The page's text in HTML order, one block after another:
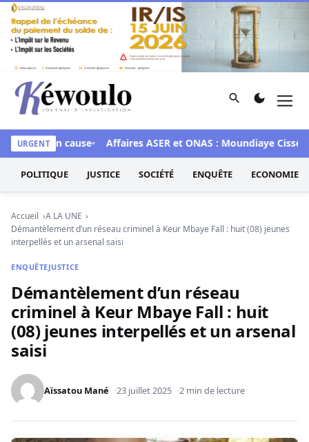
Aller au contenu
Kéwoulo, le premier site d'information et d'investigation
Rechercher
URGENT
mis en cause Affaires ASER et ONAS : Moundiaye Cissé
POLITIQUE JUSTICE SOCIÉTÉ ENQUÊTE ECONOMIE
Accueil
A LA UNE
Démantèlement d’un réseau criminel à Keur Mbaye Fall : huit (08) jeunes
interpellés et un arsenal saisi
ENQUÊTEJUSTICE
Démantèlement d’un réseau
criminel à Keur Mbaye Fall : huit
(08) jeunes interpellés et un arsenal
saisi
Aïssatou Mané 23 juillet 2025 2 min de lecture